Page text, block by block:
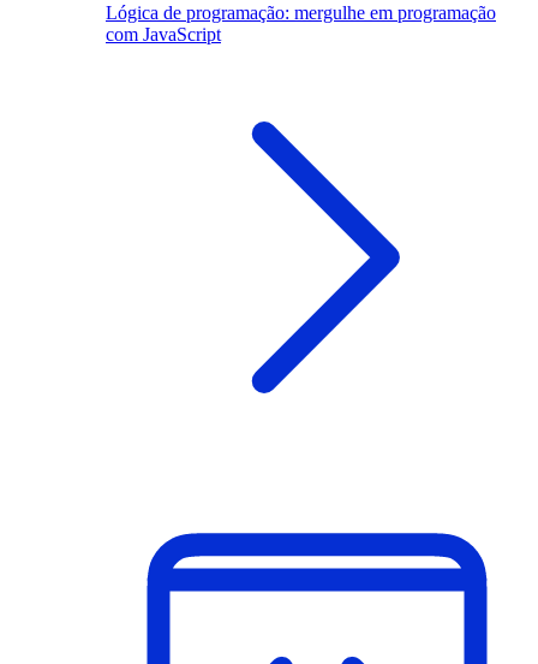
Lógica de programação: mergulhe em programação
com JavaScript